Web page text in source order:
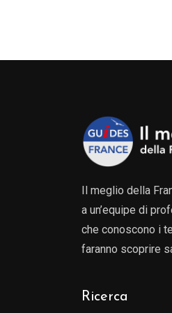
Il meglio della
a un’equipe di
che conoscono i
faranno scoprire
Ricerca